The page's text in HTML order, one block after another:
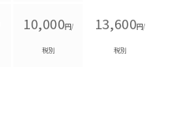
10,000円/
税別
13,600円/
税別